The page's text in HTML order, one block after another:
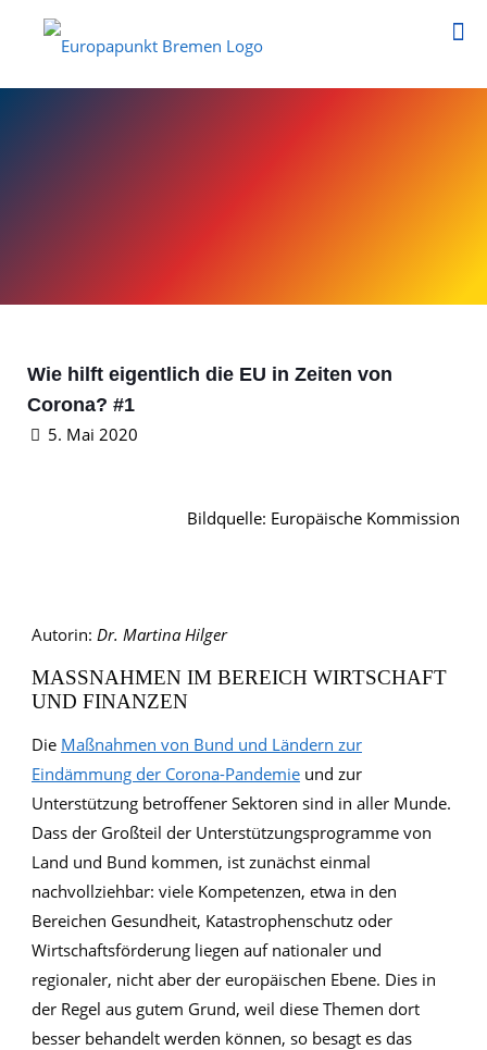
Wie hilft eigentlich die EU in Zeiten von
Corona? #1
5. Mai 2020
Bildquelle: Europäische Kommission
Autorin: Dr. Martina Hilger
MASSNAHMEN IM BEREICH WIRTSCHAFT U
ND FINANZEN
Die Maßnahmen von Bund und Ländern zur
Eindämmung der Corona-Pandemieund zur
Unterstützung betroffener Sektoren sind in aller Munde.
Dass der Großteil der Unterstützungsprogramme von
Land und Bund kommen, ist zunächst einmal
nachvollziehbar: viele Kompetenzen, etwa in den
Bereichen Gesundheit, Katastrophenschutz oder
Wirtschaftsförderung liegen auf nationaler und
regionaler, nicht aber der europäischen Ebene. Dies in
der Regel aus gutem Grund, weil diese Themen dort
besser behandelt werden können, so besagt es das